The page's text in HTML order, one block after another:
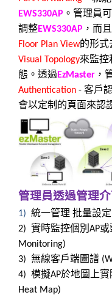
EWS330AP 。管理員
調整EWS330AP ，而
Floor Plan View的形式
Visual Topology來監控
態。透過 EzMaster ，
Authentication - 客戶
會以定制的頁面來認
管理員透過管理
1) 統一管理 批量設
2) 實時監控個別 AP或
Monitoring)
3) 無線客戶端圖譜
4) 模擬AP於地圖上實
Heat Map)